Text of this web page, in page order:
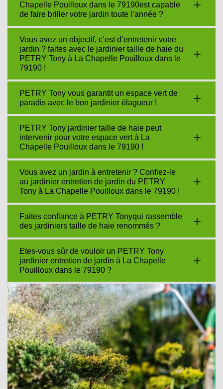
Chapelle Pouilloux dans le 79190est capable
de faire briller votre jardin toute l’année ?
Vous avez un objectif, c’est d’entretenir votre
jardin ? faites avec le jardinier taille de haie du
PETRY Tony à La Chapelle Pouilloux dans le
79190 !
PETRY Tony vous garantit un espace vert de
paradis avec le bon jardinier élagueur !
PETRY Tony jardinier taille de haie peut
intervenir pour votre espace vert à La
Chapelle Pouilloux dans le 79190 !
Vous avez un jardin à entretenir ? Confiez-le
au jardinier entretien de jardin du PETRY
Tony à La Chapelle Pouilloux dans le 79190 !
Faites confiance à PETRY Tonyqui rassemble
des jardiniers taille de haie renommés ?
Etes-vous sûr de vouloir un PETRY Tony
jardinier entretien de jardin à La Chapelle
Pouilloux dans le 79190 ?